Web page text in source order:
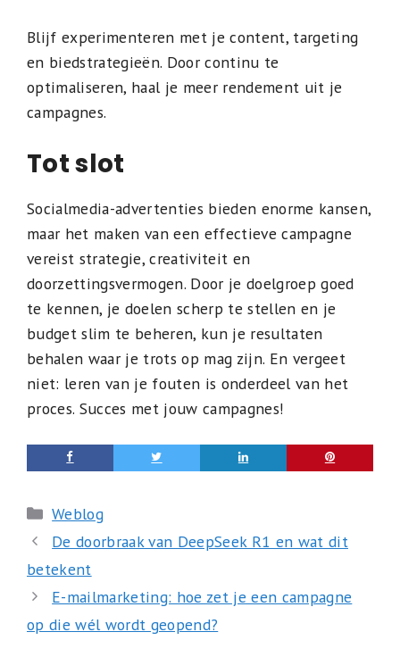
Blijf experimenteren met je content, targeting
en biedstrategieën. Door continu te
optimaliseren, haal je meer rendement uit je
campagnes.
Tot slot
Socialmedia-advertenties bieden enorme kansen,
maar het maken van een effectieve campagne
vereist strategie, creativiteit en
doorzettingsvermogen. Door je doelgroep goed
te kennen, je doelen scherp te stellen en je
budget slim te beheren, kun je resultaten
behalen waar je trots op mag zijn. En vergeet
niet: leren van je fouten is onderdeel van het
proces. Succes met jouw campagnes!
Categorieën
Weblog
De doorbraak van DeepSeek R1 en wat dit
betekent
E-mailmarketing: hoe zet je een campagne
op die wél wordt geopend?